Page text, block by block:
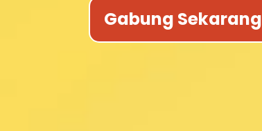
Gabung Sekarang